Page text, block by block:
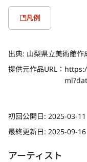
凡例
出典: 山梨県立美術館
提供元作品URL：
初回公開日: 2025-03-11
最終更新日: 2025-09-16
アーティスト